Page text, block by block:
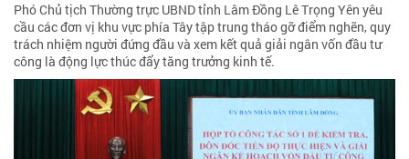
Phó Chủ tịch Thường trực UBND tỉnh Lâm Đồng Lê Trọng Yên yêu
cầu các đơn vị khu vực phía Tây tập trung tháo gỡ điểm nghẽn, quy
trách nhiệm người đứng đầu và xem kết quả giải ngân vốn đầu tư
công là động lực thúc đẩy tăng trưởng kinh tế.